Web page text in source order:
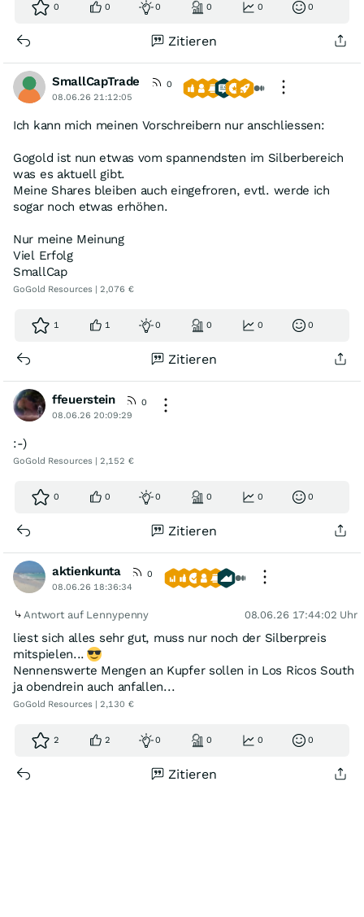
0 0 0 0 0 0
Zitieren
SmallCapTrade
0
08.06.26 21:12:05
Ich kann mich meinen Vorschreibern nur anschliessen:
Gogold ist nun etwas vom spannendsten im Silberbereich
was es aktuell gibt.
Meine Shares bleiben auch eingefroren, evtl. werde ich
sogar noch etwas erhöhen.
Nur meine Meinung
Viel Erfolg
SmallCap
GoGold Resources | 2,076 €
1 1 0 0 0 0
Zitieren
ffeuerstein
0
08.06.26 20:09:29
:-)
GoGold Resources | 2,152 €
0 0 0 0 0 0
Zitieren
aktienkunta
0
08.06.26 18:36:34
Antwort auf Lennypenny 08.06.26 17:44:02 Uhr
liest sich alles sehr gut, muss nur noch der Silberpreis
mitspielen...
Nennenswerte Mengen an Kupfer sollen in Los Ricos South
ja obendrein auch anfallen...
GoGold Resources | 2,130 €
2 2 0 0 0 0
Zitieren